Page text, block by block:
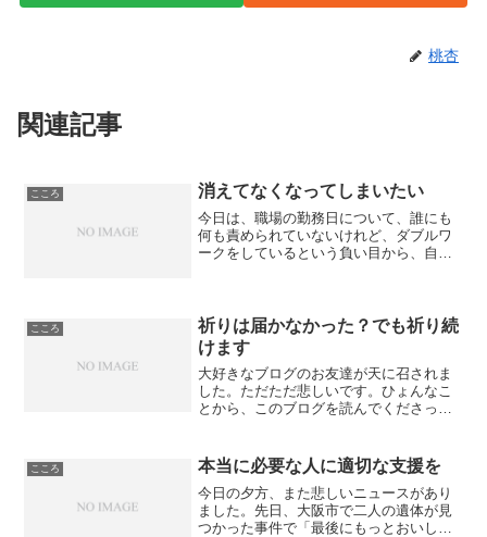
桃杏
関連記事
こころ 消えてなくなってしまいたい
今日は、職場の勤務日について、誰にも
何も責められていないけれど、ダブルワ
ークをしているという負い目から、自分
から逃げ出したくなり、来...
こころ
祈りは届かなかった？でも祈り続
けます
大好きなブログのお友達が天に召されま
した。ただただ悲しいです。ひょんなこ
とから、このブログを読んでくださって
がん患者として何ができるか」って記事
を書いたときにも...
こころ 本当に必要な人に適切な支援を
今日の夕方、また悲しいニュースがあり
ました。先日、大阪市で二人の遺体が見
つかった事件で「最後にもっとおいしい